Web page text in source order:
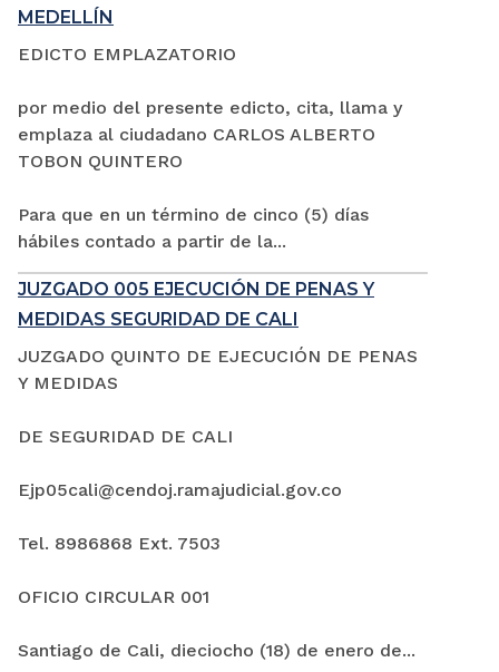
MEDELLÍN
EDICTO EMPLAZATORIO
por medio del presente edicto, cita, llama y
emplaza al ciudadano CARLOS ALBERTO
TOBON QUINTERO
Para que en un término de cinco (5) días
hábiles contado a partir de la...
JUZGADO 005 EJECUCIÓN DE PENAS Y
MEDIDAS SEGURIDAD DE CALI
JUZGADO QUINTO DE EJECUCIÓN DE PENAS
Y MEDIDAS
DE SEGURIDAD DE CALI
Ejp05cali@cendoj.ramajudicial.gov.co
Tel. 8986868 Ext. 7503
OFICIO CIRCULAR 001
Santiago de Cali, dieciocho (18) de enero de...